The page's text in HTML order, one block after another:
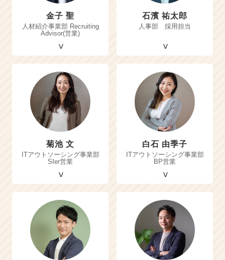
金子 聖
人材紹介事業部 Recruiting
Advisor(営業)
石濱 祐太郎
人事部 採用担当
菊池 文
ITアウトソーシング事業部
SIer営業
白石 由季子
ITアウトソーシング事業部
BP営業